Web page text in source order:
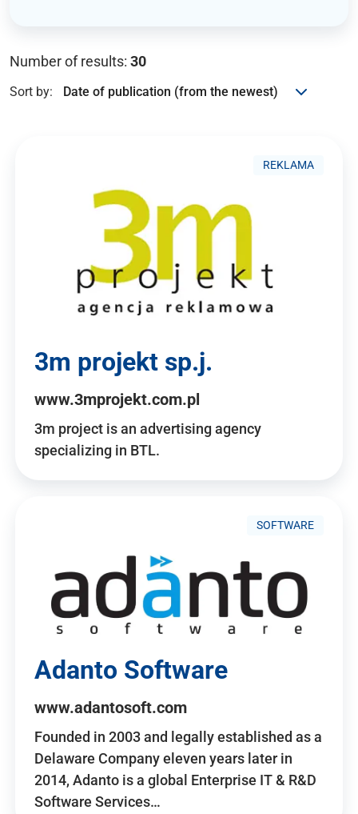
Number of results: 30
Sort by:
REKLAMA
3m projekt sp.j.
www.3mprojekt.com.pl
3m project is an advertising agency
specializing in BTL.
SOFTWARE
Adanto Software
www.adantosoft.com
Founded in 2003 and legally established as a
Delaware Company eleven years later in
2014, Adanto is a global Enterprise IT & R&D
Software Services…